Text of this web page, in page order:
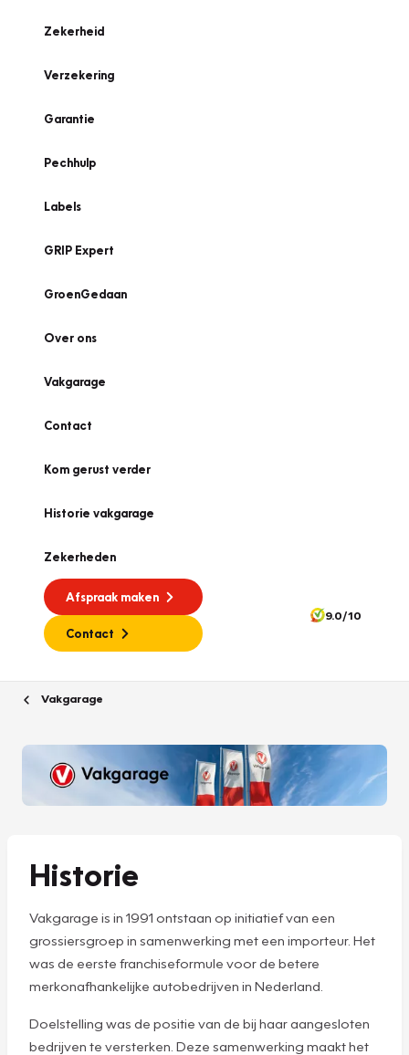
Zekerheid
Verzekering
Garantie
Pechhulp
Labels
GRIP Expert
GroenGedaan
Over ons
Vakgarage
Contact
Kom gerust verder
Historie vakgarage
Zekerheden
Afspraak maken
Contact
9.0/10
Vakgarage
Historie
Vakgarage is in 1991 ontstaan op initiatief van een
grossiersgroep in samenwerking met een importeur. Het
was de eerste franchiseformule voor de betere
merkonafhankelijke autobedrijven in Nederland.
Doelstelling was de positie van de bij haar aangesloten
bedrijven te versterken. Deze samenwerking maakt het